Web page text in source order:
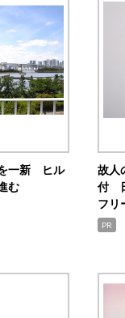
一新 ヒル
む
故人
付
フリ
PR